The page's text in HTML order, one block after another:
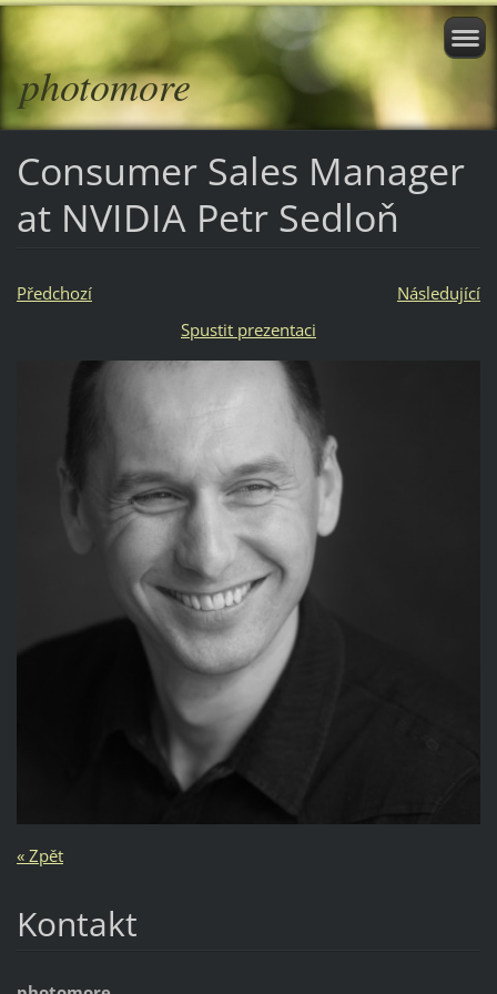
photomore
Consumer Sales Manager
at NVIDIA Petr Sedloň
Předchozí
Následující
Spustit prezentaci
« Zpět
Kontakt